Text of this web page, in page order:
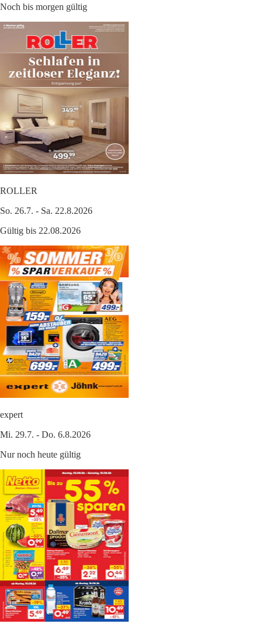
Noch bis morgen gültig
ROLLER
So. 26.7. - Sa. 22.8.2026
Gültig bis 22.08.2026
expert
Mi. 29.7. - Do. 6.8.2026
Nur noch heute gültig